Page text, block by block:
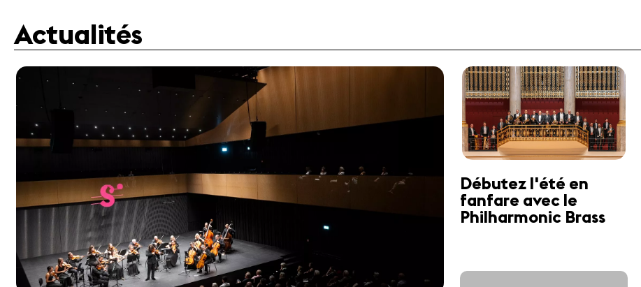
Actualités
Débutez l'été en
fanfare avec le
Philharmonic Brass